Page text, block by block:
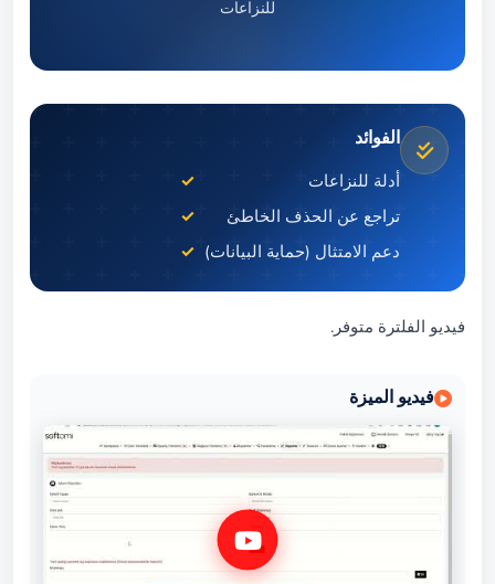
للنزاعات
الفوائد
أدلة للنزاعات
تراجع عن الحذف الخاطئ
دعم الامتثال (حماية البيانات)
فيديو الفلترة متوفر.
فيديو الميزة